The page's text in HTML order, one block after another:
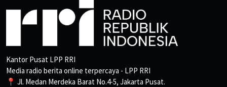
Kantor Pusat LPP RRI
Media radio berita online terpercaya - LPP RRI
📍 Jl. Medan Merdeka Barat No.4-5, Jakarta Pusat.